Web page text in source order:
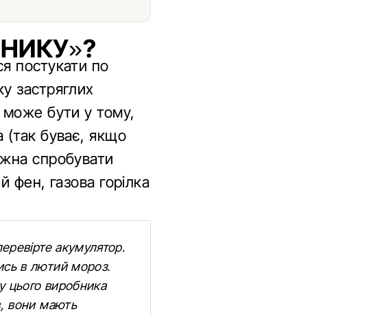
постукати по
застряглих
може бути у тому,
(так буває, якщо
спробувати
фен, газова горілка
акумулятор.
в лютий мороз.
цього виробника
вони мають